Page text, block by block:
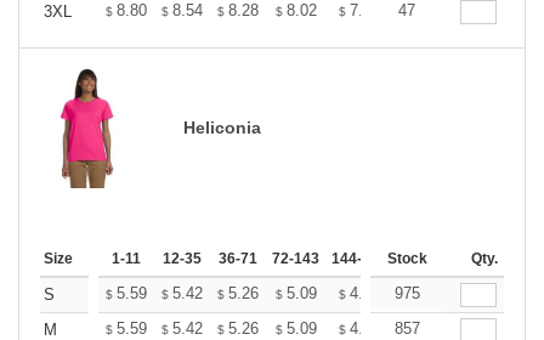
3XL
$ 8.80 $ 8.54 $ 8.28 $ 8.02 $ 7.76 $7.63
47
Heliconia
Size 1-11 12-35 36-71 72-143 144-287 288 + More
Stock Qty.
S $ 5.59 $ 5.42 $ 5.26 $ 5.09 $ 4.93 $4.84
975
M
$ 5.59 $ 5.42 $ 5.26 $ 5.09 $ 4.93 $4.84
857